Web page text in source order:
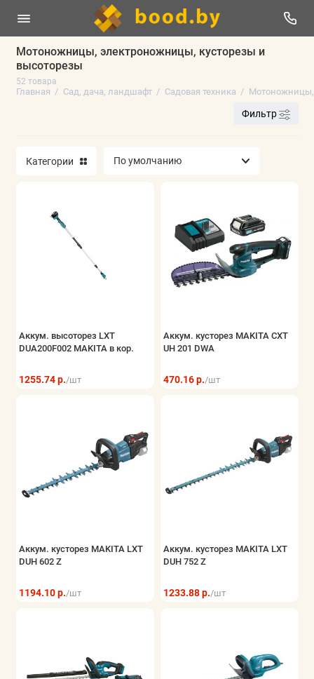
Мотоножницы, электроножницы, кусторезы и
высоторезы
52 товара
Главная Сад, дача, ландшафт Садовая техника Мотоножницы,
Садовые мешки и компостеры
Садовая техника
Садовый инструмент
Фильтр
Категории
Аккум. высоторез LXT
DUA200F002 MAKITA в кор.
1255.74 р./шт
Аккум. кусторез MAKITA CXT
UH 201 DWA
470.16 р./шт
Аккум. кусторез MAKITA LXT
DUH 602 Z
1194.10 р./шт
Аккум. кусторез MAKITA LXT
DUH 752 Z
1233.88 р./шт